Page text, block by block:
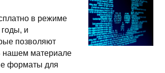
в режиме
и
позволяют
нашем материале
форматы для